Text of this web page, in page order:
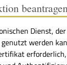
beantragen
Dienst,
werden